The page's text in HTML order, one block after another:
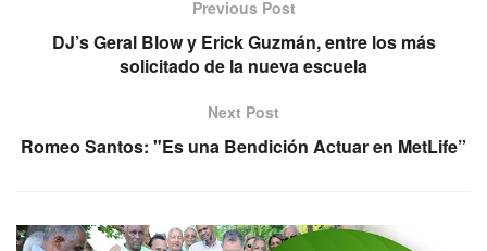
Previous Post
DJ’s Geral Blow y Erick Guzmán, entre los más
solicitado de la nueva escuela
Next Post
Romeo Santos: "Es una Bendición Actuar en MetLife”